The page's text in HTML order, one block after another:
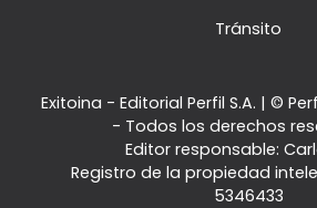
Tránsito
Exitoina - Editorial Perfil S.A. | ©
- Todos los derechos
Editor responsable:
Registro de la propiedad
5346433